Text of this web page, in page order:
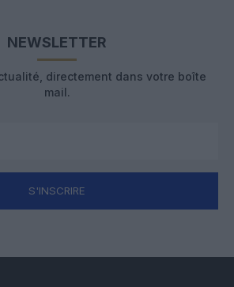
NEWSLETTER
directement dans votre boîte
mail.
S'INSCRIRE